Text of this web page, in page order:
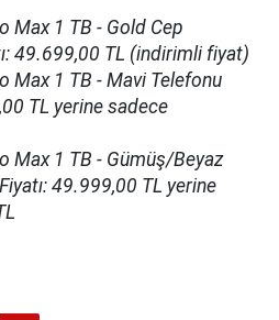
Max 1 TB - Gold Cep
49.699,00 TL (indirimli fiyat)
Max 1 TB - Mavi Telefonu
TL yerine sadece
Max 1 TB - Gümüş/Beyaz
49.999,00 TL yerine